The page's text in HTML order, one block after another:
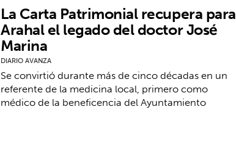
La Carta Patrimonial recupera para
Arahal el legado del doctor José
Marina
DIARIO AVANZA
Se convirtió durante más de cinco décadas en un
referente de la medicina local, primero como
médico de la beneficencia del Ayuntamiento